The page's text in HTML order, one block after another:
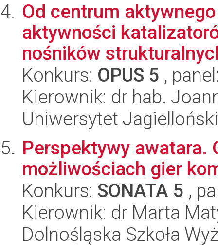
Od centrum
aktywności
nośników
Konkurs: OPUS 5 ,
Kierownik: dr hab.
Uniwersytet
Perspektywy awatara.
możliwościach gier
Konkurs: SONATA 5 ,
Kierownik: dr Marta
Dolnośląska Szkoła